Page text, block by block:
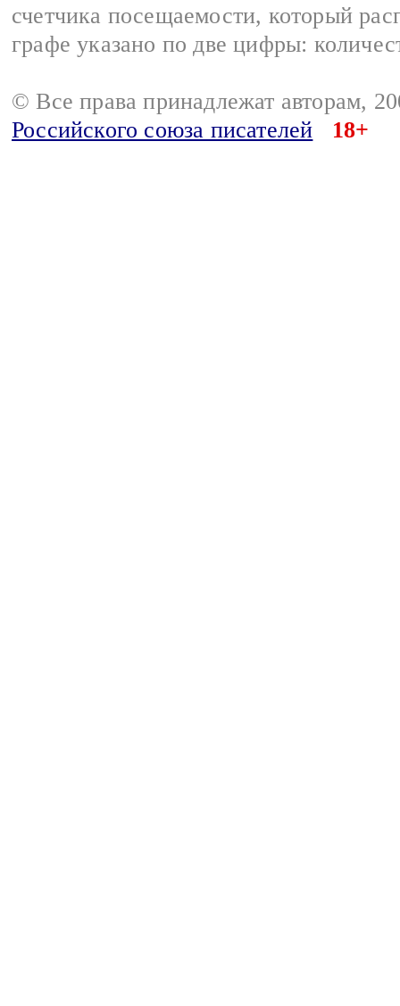
счетчика посещаемости, который
графе указано по две цифры:
© Все права принадлежат авторам,
Российского союза писателей
18+